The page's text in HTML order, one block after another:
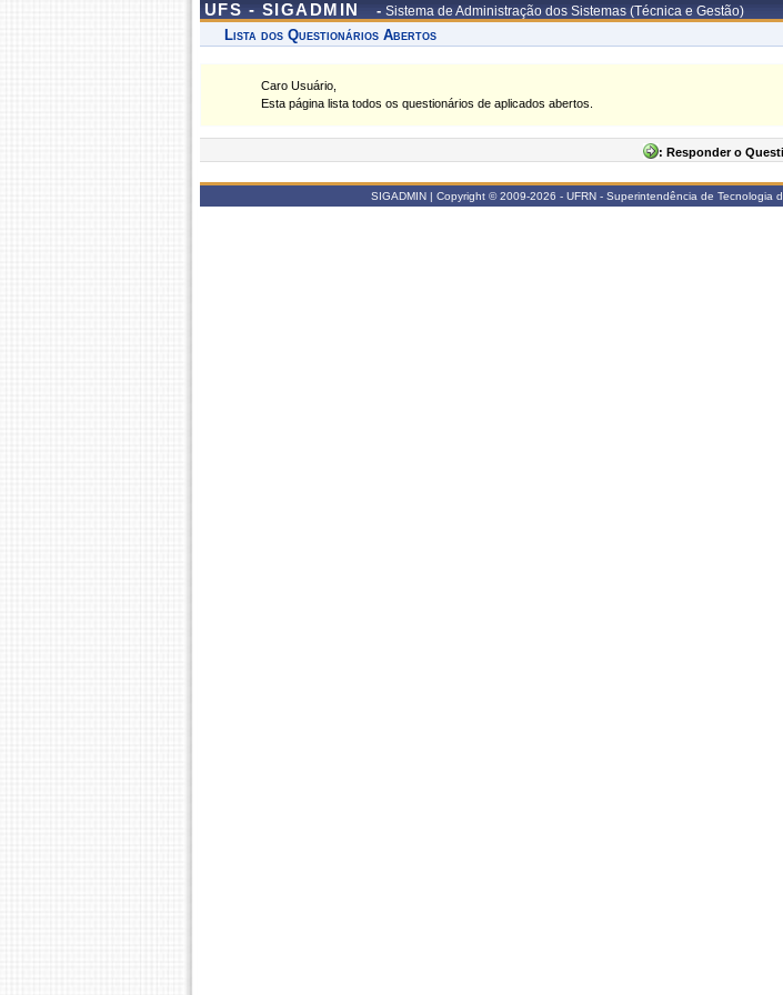
UFS - SIGADMIN -Sistema de Administração dos Sistemas (Técnica e Gestão)
Lista dos Questionários Abertos
Caro Usuário,
Esta página lista todos os questionários de aplicados abertos.
: Responder o
SIGADMIN | Copyright © 2009-2026 - UFRN - Superintendência de Tecnologia